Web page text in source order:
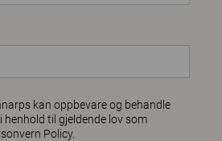
kan oppbevare og behandle
henhold til gjeldende lov som
Policy.